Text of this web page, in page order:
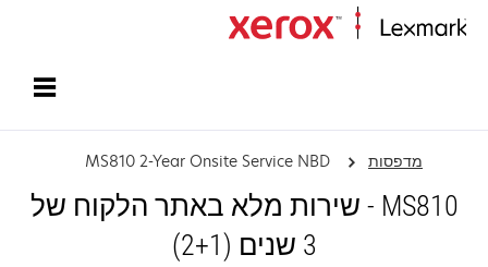
מדפסות MS810 2-Year Onsite Service NBD
MS810 - שירות מלא באתר הלקוח של
3 שנים (2+1)